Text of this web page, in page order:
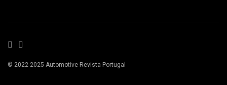
© 2022-2025 Automotive Revista Portugal